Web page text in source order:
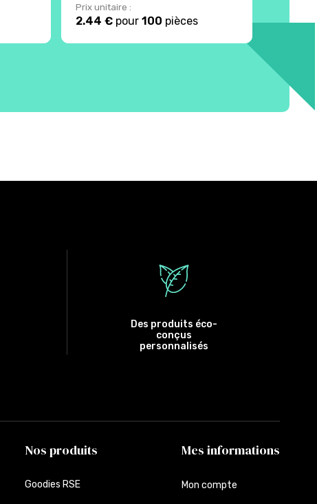
Prix unitaire :
2.44 € pour100 pièces 2.66 €
Des produits éco-
conçus
personnalisés
Nos produits
Goodies RSE
Mes informations
Mon compte